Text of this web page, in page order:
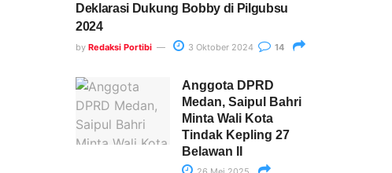
Deklarasi Dukung Bobby di Pilgubsu
2024
by Redaksi Portibi 3 Oktober 2024 14
Anggota DPRD
Medan, Saipul Bahri
Minta Wali Kota
Tindak Kepling 27
Belawan II